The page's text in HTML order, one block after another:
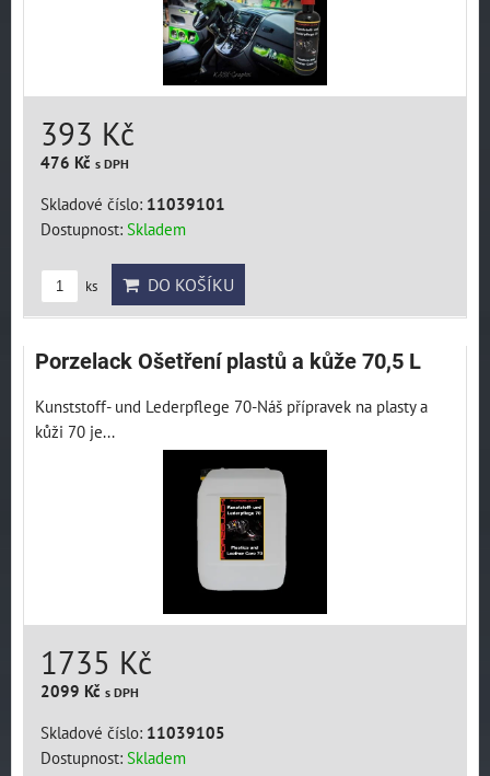
393 Kč
476 Kč s DPH
Skladové číslo: 11039101
Dostupnost: Skladem
ks DO KOŠÍKU
Porzelack Ošetření plastů a kůže 70,5 L
Kunststoff- und Lederpflege 70-Náš přípravek na plasty a
kůži 70 je...
1735 Kč
2099 Kč s DPH
Skladové číslo: 11039105
Dostupnost: Skladem